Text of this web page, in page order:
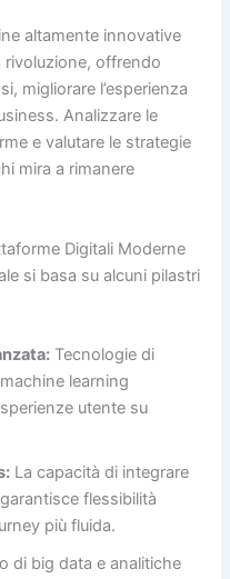
altamente innovative
offrendo
migliorare l’esperienza
Analizzare le
e valutare le strategie
mira a rimanere
Digitali Moderne
si basa su alcuni pilastri
Tecnologie di
learning
utente su
La capacità di integrare
flessibilità
più fluida.
di big data e analitiche